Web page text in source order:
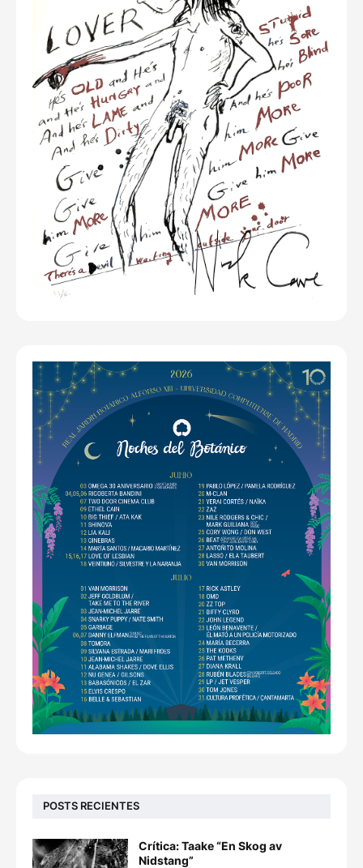
POSTS RECIENTES
Crítica: Taake “En Skog av
Nidstang”